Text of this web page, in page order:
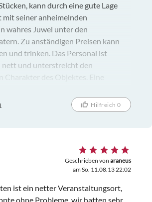
kann durch eine gute Lage
mit seiner anheimelnden
wahres Juwel unter den
Zu anständigen Preisen kann
und trinken. Das Personal ist
nett und unterstreicht den
Charakter des Objektes. Eine
die soll nicht unerwähnt bleiben.
der einen schon am Einlass
sei und wir nicht geizen
wir natürlich ein paar Geträke
wir im Lokal speisen oder wieviel wir
wir doch ganz gern selbst
einen Stern Abzug für ein
Hilfreich 0
Geschrieben von araneus
am So. 11.08.13 22:02
ist ein netter Veranstaltungsort,
ohne Probleme, wir hatten sehr